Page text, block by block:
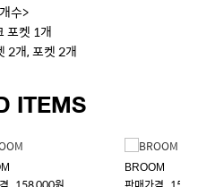
수>
포켓 1개
2개, 포켓 2개
ITEMS
BROOM